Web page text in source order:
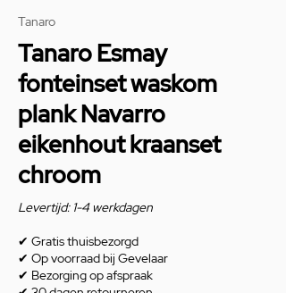
Tanaro
Tanaro Esmay
fonteinset waskom
plank Navarro
eikenhout kraanset
chroom
Levertijd: 1-4 werkdagen
✔ Gratis thuisbezorgd
✔ Op voorraad bij Gevelaar
✔ Bezorging op afspraak